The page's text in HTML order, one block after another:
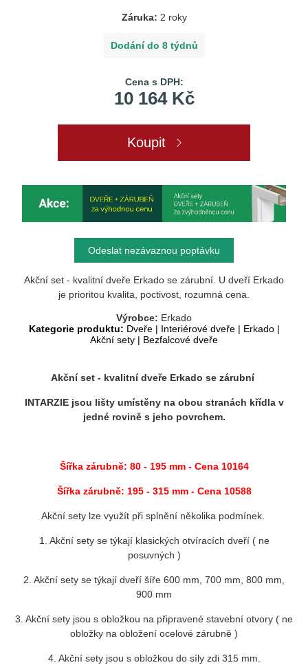
Záruka: 2 roky
Dodání do 8 týdnů
Cena s DPH:
10 164 Kč
Koupit
Odeslat nezávaznou poptávku
Akční set - kvalitní dveře Erkado se zárubní. U dveří Erkado
je prioritou kvalita, poctivost, rozumná cena.
Výrobce: Erkado
Kategorie produktu: Dveře| Interiérové dveře| Erkado|
Akční sety | Bezfalcové dveře
Akční set - kvalitní dveře Erkado se zárubní
INTARZIE jsou lišty umístěny na obou stranách křídla v
jedné rovině s jeho povrchem.
Šířka zárubně: 80 - 195 mm - Cena 10164
Šířka zárubně: 195 - 315 mm - Cena 10588
Akční sety lze využít při splnění několika podmínek.
1. Akční sety se týkají klasických otvíracích dveří ( ne
posuvných )
2. Akční sety se týkají dveří šíře 600 mm, 700 mm, 800 mm,
900 mm
3. Akční sety jsou s obložkou na připravené stavební otvory ( ne
obložky na obložení ocelové zárubně )
4. Akční sety jsou s obložkou do síly zdi 315 mm.